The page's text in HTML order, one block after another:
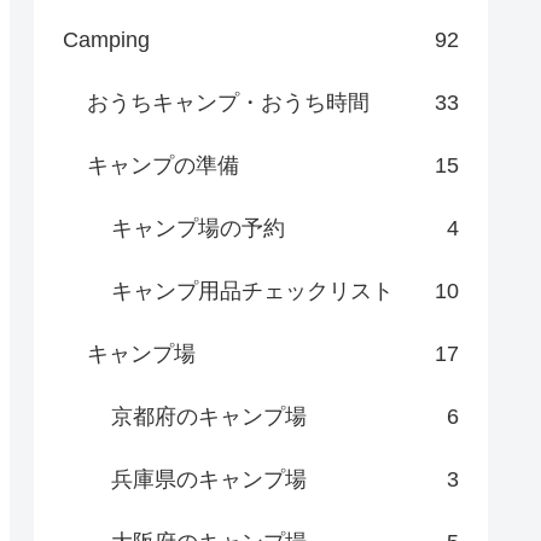
Camping 92
おうちキャンプ・おうち時間 33
キャンプの準備 15
キャンプ場の予約 4
キャンプ用品チェックリスト 10
キャンプ場 17
京都府のキャンプ場 6
兵庫県のキャンプ場 3